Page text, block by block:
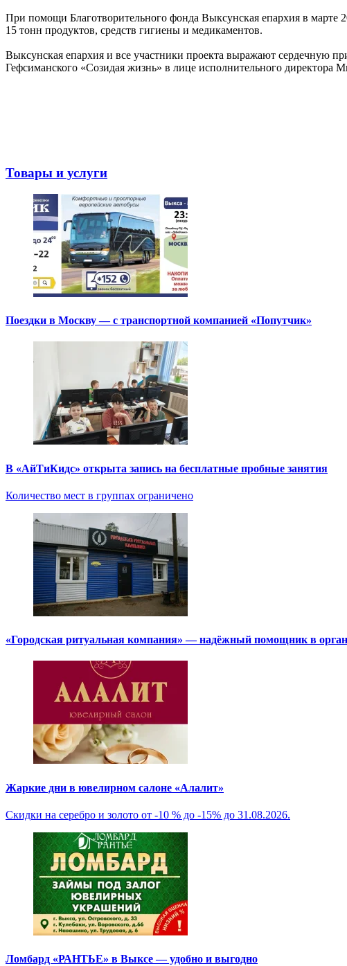
При помощи Благотворительного фонда Выксунская епархия в марте
15 тонн продуктов, средств гигиены и медикаментов.
Выксунская епархия и все участники проекта выражают сердечную
Гефсиманского «Созидая жизнь» в лице исполнительного директора
Товары и услуги
Поездки в Москву — с транспортной компанией «Попутчик»
В «АйТиКидс» открыта запись на бесплатные пробные занятия
Количество мест в группах ограничено
«Городская ритуальная компания» — надёжный помощник в
Жаркие дни в ювелирном салоне «Алалит»
Скидки на серебро и золото от -10 % до -15% до 31.08.2026.
Ломбард «РАНТЬЕ» в Выксе — удобно и выгодно